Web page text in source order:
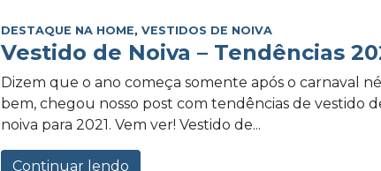
DESTAQUE NA HOME,VESTIDOS DE NOIVA
Vestido de Noiva – Tendências
Dizem que o ano começa somente após o carnaval
bem, chegou nosso post com tendências de vestido
noiva para 2021. Vem ver! Vestido de...
Continuar lendo